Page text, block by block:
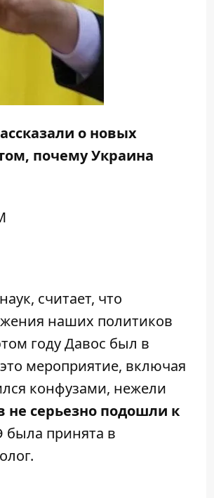
о новых
почему Украина
считает, что
наших политиков
году Давос был в
мероприятие, включая
конфузами, нежели
не серьезно подошли к
принята в